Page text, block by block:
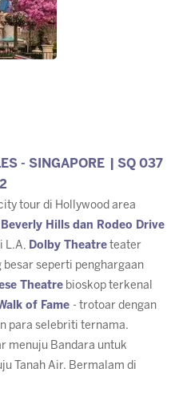
- SINGAPORE | SQ 037
tour di Hollywood area
Beverly Hills dan Rodeo Drive
L.A, Dolby Theatre teater
besar seperti penghargaan
Theatre bioskop terkenal
of Fame - trotoar dengan
para selebriti ternama.
menuju Bandara untuk
Tanah Air. Bermalam di